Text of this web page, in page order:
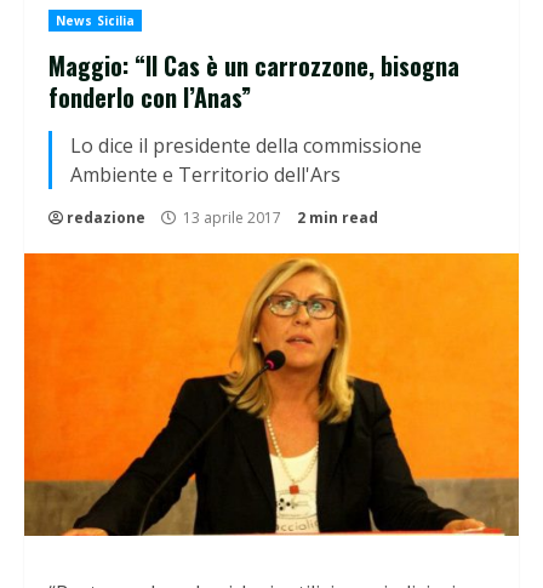
News Sicilia
Maggio: “Il Cas è un carrozzone, bisogna
fonderlo con l’Anas”
Lo dice il presidente della commissione
Ambiente e Territorio dell'Ars
redazione 13 aprile 2017 2 min read